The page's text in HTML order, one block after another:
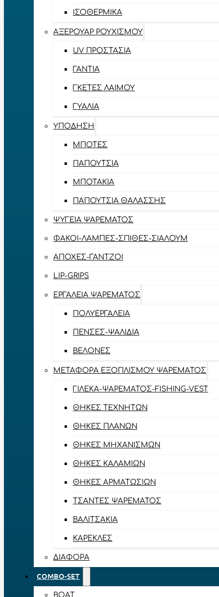
ΙΣΟΘΕΡΜΙΚΆ
ΑΞΕΡΟΥΆΡ ΡΟΥΧΙΣΜΟΎ
UV ΠΡΟΣΤΑΣΊΑ
ΓΆΝΤΙΑ
ΓΚΈΤΕΣ ΛΑΊΜΟΥ
ΓΥΑΛΙΆ
ΥΠΌΔΗΣΗ
ΜΠΌΤΕΣ
ΠΑΠΟΎΤΣΙΑ
ΜΠΟΤΆΚΙΑ
ΠΑΠΟΎΤΣΙΑ ΘΑΛΆΣΣΗΣ
ΨΥΓΕΊΑ ΨΑΡΈΜΑΤΟΣ
ΦΑΚΟΊ-ΛΆΜΠΕΣ-ΣΠΊΘΕΣ-ΣΊΑΛΟΥΜ
ΑΠΌΧΕΣ-ΓΆΝΤΖΟΙ
LIP-GRIPS
EΡΓΑΛΕΊΑ ΨΑΡΈΜΑΤΟΣ
ΠΟΛΥΕΡΓΑΛΕΊΑ
ΠΈΝΣΕΣ-ΨΑΛΊΔΙΑ
ΒΕΛΌΝΕΣ
ΜΕΤΑΦΟΡΆ ΕΞΟΠΛΙΣΜΟΎ ΨΑΡΈΜΑΤΟΣ
ΓΙΛΈΚΑ-ΨΑΡΈΜΑΤΟΣ-FISHING-VEST
ΘΉΚΕΣ ΤΕΧΝΗΤΏΝ
ΘΉΚΕΣ ΠΛΆΝΩΝ
ΘΉΚΕΣ ΜΗΧΑΝΙΣΜΏΝ
ΘΉΚΕΣ ΚΑΛΑΜΙΏΝ
ΘΉΚΕΣ ΑΡΜΑΤΩΣΙΏΝ
ΤΣΆΝΤΕΣ ΨΑΡΈΜΑΤΟΣ
ΒΑΛΙΤΣΆΚΙΑ
ΚΑΡΈΚΛΕΣ
ΔΙΆΦΟΡΑ
COMBO-SET
BOAT